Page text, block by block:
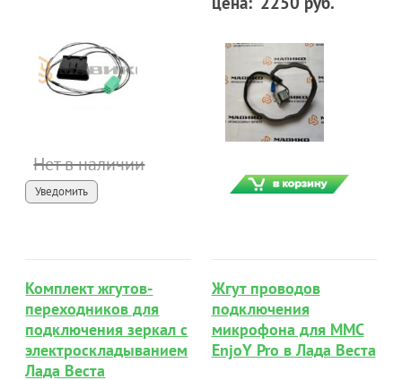
Нет в наличии
Уведомить
Комплект жгутов-
переходников для
подключения зеркал с
электроскладыванием
Лада Веста
Жгут проводов
подключения
микрофона для ММС
EnjoY Pro в Лада Веста